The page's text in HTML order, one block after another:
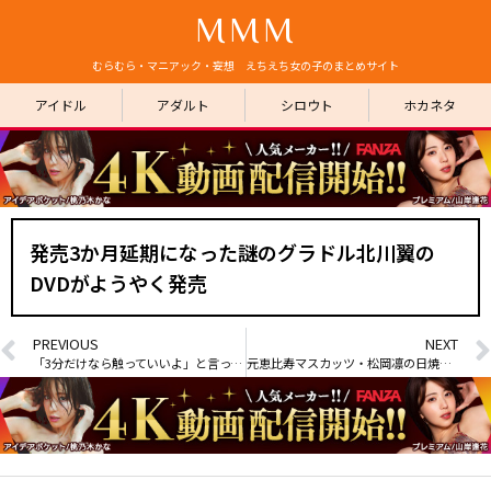
MMM
むらむら・マニアック・妄想 えちえち女の子のまとめサイト
アイドル アダルト シロウト ホカネタ
発売3か月延期になった謎のグラドル北川翼の
DVDがようやく発売
PREVIOUS
「3分だけなら触っていいよ」と言ってくるバイト先のデカ尻おばさん
NEXT
元恵比寿マスカッツ・松岡凛の日焼け跡付きおっぱい part2